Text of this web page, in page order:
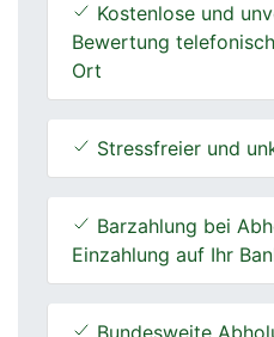
Kostenlose und
Bewertung
Ort
Stressfreier und
Barzahlung bei
Einzahlung auf Ihr
Bundesweite